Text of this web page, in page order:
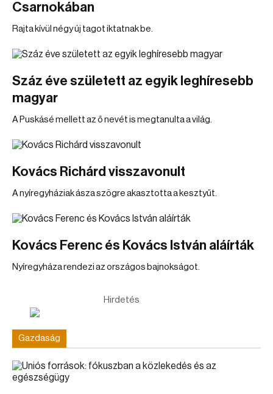
Csarnokában
Rajta kívül négy új tagot iktatnak be.
Száz éve született az egyik leghíresebb
magyar
A Puskásé mellett az ő nevét is megtanulta a világ.
Kovács Richárd visszavonult
A nyíregyháziak ásza szögre akasztotta a kesztyűt.
Kovács Ferenc és Kovács István aláírták
Nyíregyháza rendezi az országos bajnokságot.
Hirdetés
Gazdaság